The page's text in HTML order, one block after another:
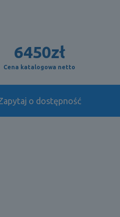
6450zł
Cena katalogowa netto
o dostępność